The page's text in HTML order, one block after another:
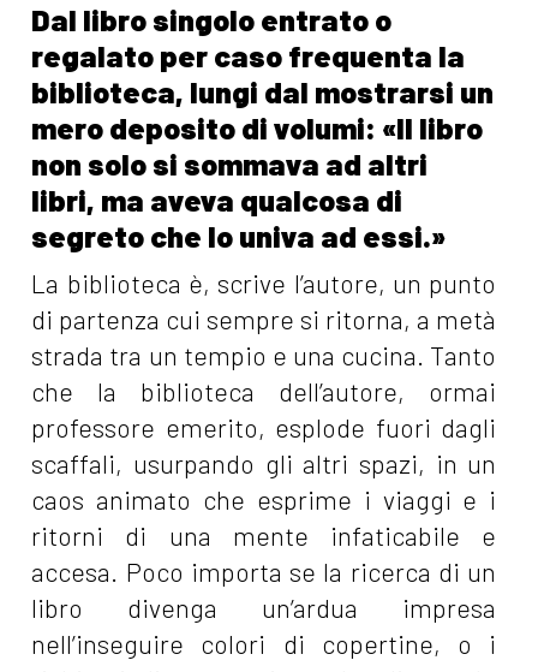
Dal libro singolo entrato o
regalato per caso frequenta la
biblioteca, lungi dal mostrarsi un
mero deposito di volumi: «Il libro
non solo si sommava ad altri
libri, ma aveva qualcosa di
segreto che lo univa ad essi.»
La biblioteca è, scrive l’autore, un punto
di partenza cui sempre si ritorna, a metà
strada tra un tempio e una cucina. Tanto
che la biblioteca dell’autore, ormai
professore emerito, esplode fuori dagli
scaffali, usurpando gli altri spazi, in un
caos animato che esprime i viaggi e i
ritorni di una mente infaticabile e
accesa. Poco importa se la ricerca di un
libro divenga un’ardua impresa
nell’inseguire colori di copertine, o i